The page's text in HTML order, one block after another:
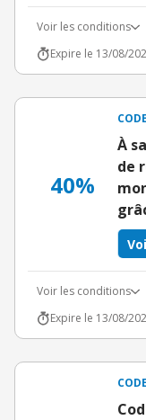
Voir les conditions
Expire le 13/08/
40%
À
de
Voir les conditions
Expire le 13/08/